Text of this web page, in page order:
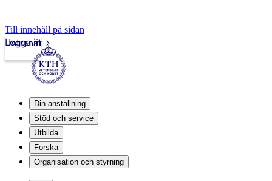
Till innehåll på sidan
Intranät
Logga in
Din anställning
Stöd och service
Utbilda
Forska
Organisation och styrning